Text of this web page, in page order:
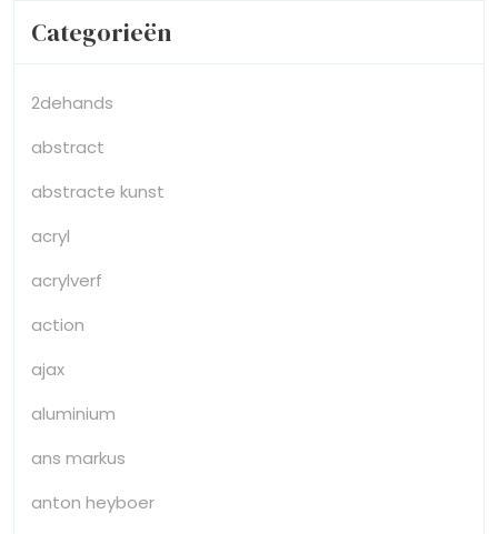
Categorieën
2dehands
abstract
abstracte kunst
acryl
acrylverf
action
ajax
aluminium
ans markus
anton heyboer